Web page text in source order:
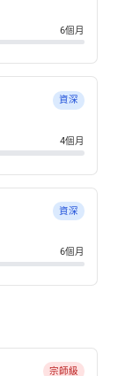
6個月
資深
4個月
資深
6個月
宗師級